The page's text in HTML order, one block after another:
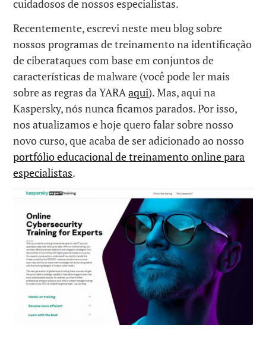
cuidadosos de nossos especialistas.
Recentemente, escrevi neste meu blog sobre
nossos programas de treinamento na identificação
de ciberataques com base em conjuntos de
características de malware (você pode ler mais
sobre as regras da YARAaqui). Mas, aqui na
Kaspersky, nós nunca ficamos parados. Por isso,
nos atualizamos e hoje quero falar sobre nosso
novo curso, que acaba de ser adicionado ao nosso
portfólio educacional de treinamento online para
especialistas.